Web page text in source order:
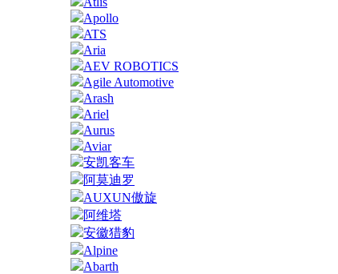
Apollo
ATS
Aria
AEV ROBOTICS
Agile Automotive
Arash
Ariel
Aurus
Aviar
安凯客车
阿莫迪罗
AUXUN傲旋
阿维塔
安徽猎豹
Alpine
Abarth